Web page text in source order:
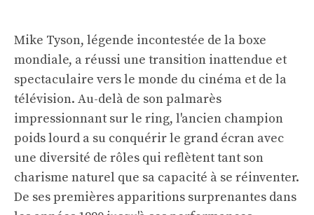
Mike Tyson, légende incontestée de la boxe
mondiale, a réussi une transition inattendue et
spectaculaire vers le monde du cinéma et de la
télévision. Au-delà de son palmarès
impressionnant sur le ring, l'ancien champion
poids lourd a su conquérir le grand écran avec
une diversité de rôles qui reflètent tant son
charisme naturel que sa capacité à se réinventer.
De ses premières apparitions surprenantes dans